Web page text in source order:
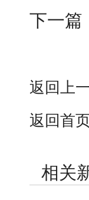
下一篇
返回上
返回首
相关